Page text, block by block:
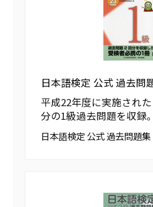
日本語検定 公式 過去
平成22年度に実施され
分の1級過去問題を収録。
日本語検定 公式 過去問題